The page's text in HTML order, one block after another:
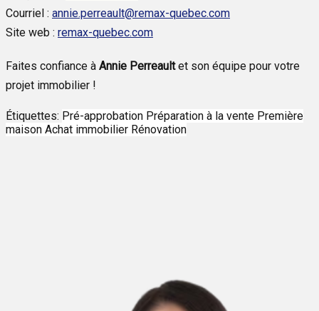
Courriel : annie.perreault@remax-quebec.com
Site web : remax-quebec.com
Faites confiance à Annie Perreaultet son équipe pour votre
projet immobilier !
Étiquettes: Pré-approbation Préparation à la vente Première
maison Achat immobilier Rénovation